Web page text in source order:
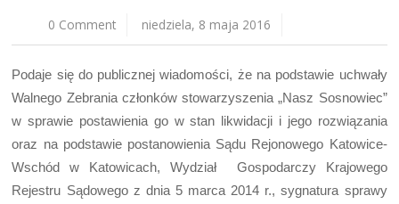
0 Comment niedziela, 8 maja 2016
Podaje się do publicznej wiadomości, że na podstawie uchwały
Walnego Zebrania członków stowarzyszenia „Nasz Sosnowiec”
w sprawie postawienia go w stan likwidacji i jego rozwiązania
oraz na podstawie postanowienia Sądu Rejonowego Katowice-
Wschód w Katowicach, Wydział Gospodarczy Krajowego
Rejestru Sądowego z dnia 5 marca 2014 r., sygnatura sprawy